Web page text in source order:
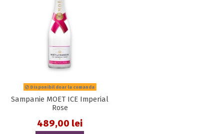
Disponibil doar la comanda
Sampanie MOET ICE Imperial
Rose
489,00 lei